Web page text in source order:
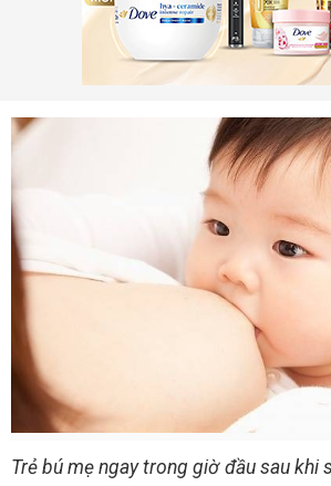
Trẻ bú mẹ ngay trong giờ đầu sau khi